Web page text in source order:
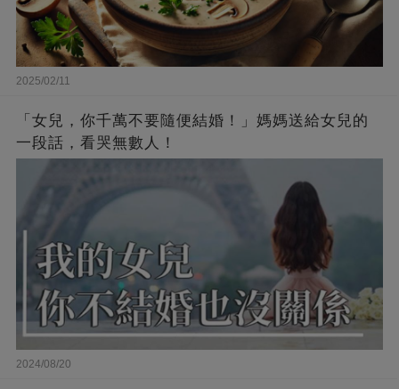
2025/02/11
「女兒，你千萬不要隨便結婚！」媽媽送給女兒的
一段話，看哭無數人！
2024/08/20